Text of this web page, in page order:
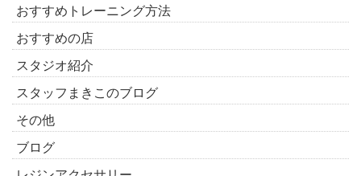
おすすめトレーニング方法
おすすめの店
スタジオ紹介
スタッフまきこのブログ
その他
ブログ